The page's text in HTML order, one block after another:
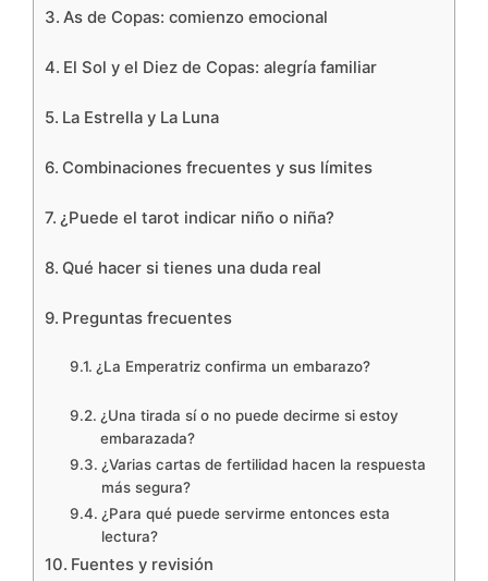
As de Copas: comienzo emocional
El Sol y el Diez de Copas: alegría familiar
La Estrella y La Luna
Combinaciones frecuentes y sus límites
¿Puede el tarot indicar niño o niña?
Qué hacer si tienes una duda real
Preguntas frecuentes
¿La Emperatriz confirma un embarazo?
¿Una tirada sí o no puede decirme si estoy
embarazada?
¿Varias cartas de fertilidad hacen la respuesta
más segura?
¿Para qué puede servirme entonces esta
lectura?
Fuentes y revisión